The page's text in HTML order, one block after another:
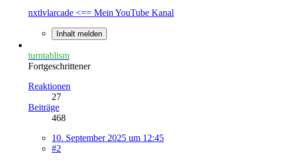
nxtlvlarcade <== Mein YouTube Kanal
Inhalt melden
turntablism
Fortgeschrittener
Reaktionen
27
Beiträge
468
10. September 2025 um 12:45
#2